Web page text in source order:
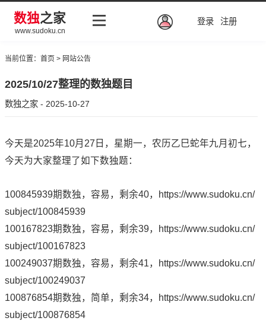
数独之家
www.sudoku.cn
登录 注册
当前位置： 首页 > 网站公告
2025/10/27整理的数独题目
数独之家 - 2025-10-27
今天是2025年10月27日，星期一，农历乙巳蛇年九月初七，
今天为大家整理了如下数独题：
100845939期数独，容易，剩余40，
https://www.sudoku.cn/
subject/100845939
100167823期数独，容易，剩余39，
https://www.sudoku.cn/
subject/100167823
100249037期数独，容易，剩余41，
https://www.sudoku.cn/
subject/100249037
100876854期数独，简单，剩余34，
https://www.sudoku.cn/
subject/100876854